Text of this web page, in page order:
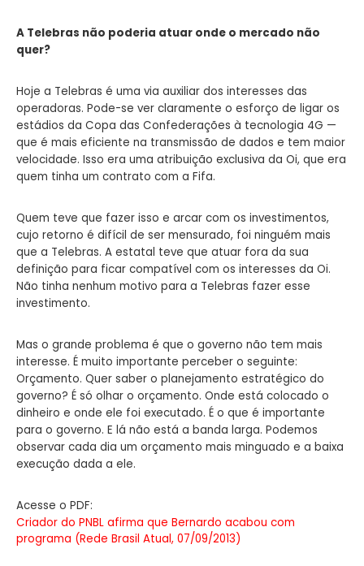
A Telebras não poderia atuar onde o mercado não
quer?
Hoje a Telebras é uma via auxiliar dos interesses das
operadoras. Pode-se ver claramente o esforço de ligar os
estádios da Copa das Confederações à tecnologia 4G —
que é mais eficiente na transmissão de dados e tem maior
velocidade. Isso era uma atribuição exclusiva da Oi, que era
quem tinha um contrato com a Fifa.
Quem teve que fazer isso e arcar com os investimentos,
cujo retorno é difícil de ser mensurado, foi ninguém mais
que a Telebras. A estatal teve que atuar fora da sua
definição para ficar compatível com os interesses da Oi.
Não tinha nenhum motivo para a Telebras fazer esse
investimento.
Mas o grande problema é que o governo não tem mais
interesse. É muito importante perceber o seguinte:
Orçamento. Quer saber o planejamento estratégico do
governo? É só olhar o orçamento. Onde está colocado o
dinheiro e onde ele foi executado. É o que é importante
para o governo. E lá não está a banda larga. Podemos
observar cada dia um orçamento mais minguado e a baixa
execução dada a ele.
Acesse o PDF:
Criador do PNBL afirma que Bernardo acabou com
programa (Rede Brasil Atual, 07/09/2013)